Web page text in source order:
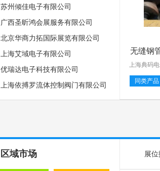
苏州倾佳电子有限公司
广西圣昕鸿会展服务有限公司
北京华商力拓国际展览有限公司
上海艾域电子有限公司
优瑞达电子科技有限公司
上海依搏罗流体控制阀门有限公司
无缝钢
上海典码
同类产品
区域市场 展